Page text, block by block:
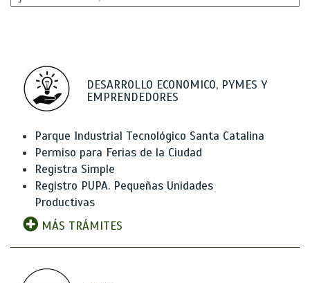
DESARROLLO ECONOMICO, PYMES Y
EMPRENDEDORES
Parque Industrial Tecnológico Santa Catalina
Permiso para Ferias de la Ciudad
Registra Simple
Registro PUPA. Pequeñas Unidades
Productivas
MÁS TRÁMITES